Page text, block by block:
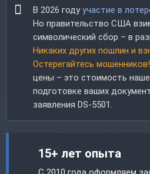
В 2026 годуучастие в
Но правительство США
символический сбор – в
Никаких других пошлин и
Остерегайтесь мошенников!
цены – это стоимость
подготовке ваших
заявления DS-5501.
15+ лет опыта